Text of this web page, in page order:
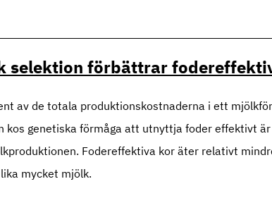
selektion förbättrar
av de totala produktionskostnaderna i ett
kos genetiska förmåga att utnyttja foder effektivt
Fodereffektiva kor äter relativt
mycket mjölk.